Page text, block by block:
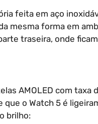
feita em aço
mesma forma em
traseira, onde
AMOLED com taxa
o Watch 5 é
brilho: